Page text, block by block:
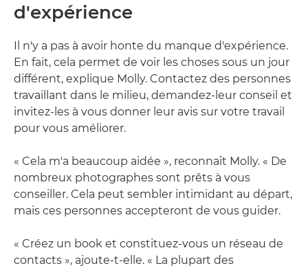
d'expérience
Il n'y a pas à avoir honte du manque d'expérience.
En fait, cela permet de voir les choses sous un jour
différent, explique Molly. Contactez des personnes
travaillant dans le milieu, demandez-leur conseil et
invitez-les à vous donner leur avis sur votre travail
pour vous améliorer.
« Cela m'a beaucoup aidée », reconnaît Molly. « De
nombreux photographes sont prêts à vous
conseiller. Cela peut sembler intimidant au départ,
mais ces personnes accepteront de vous guider.
« Créez un book et constituez-vous un réseau de
contacts », ajoute-t-elle. « La plupart des